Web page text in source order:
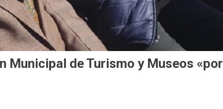
Municipal de Turismo y Museos «por